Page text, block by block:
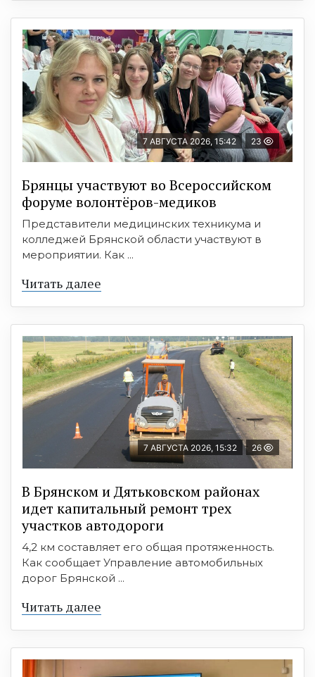
7 АВГУСТА 2026, 15:42 23
Брянцы участвуют во Всероссийском
форуме волонтёров-медиков
Представители медицинских техникума и
колледжей Брянской области участвуют в
мероприятии. Как ...
Читать далее
7 АВГУСТА 2026, 15:32 26
В Брянском и Дятьковском районах
идет капитальный ремонт трех
участков автодороги
4,2 км составляет его общая протяженность.
Как сообщает Управление автомобильных
дорог Брянской ...
Читать далее